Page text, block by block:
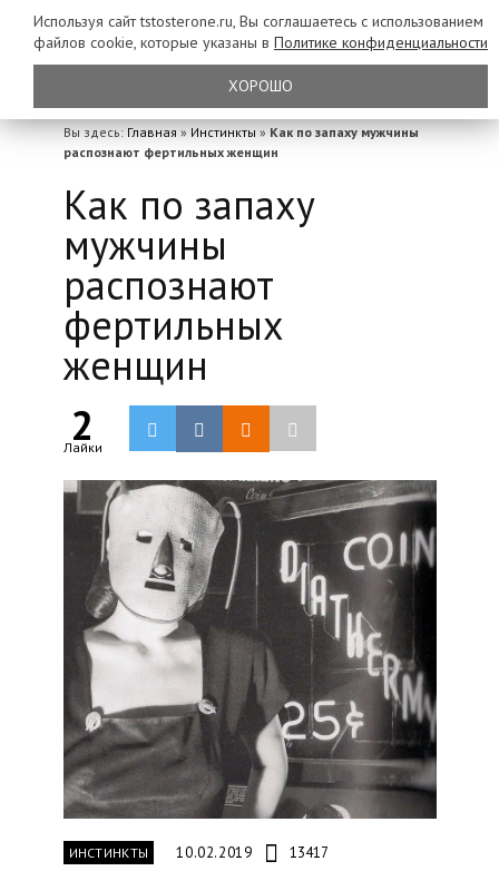
Вы здесь: Главная » Инстинкты » Как по запаху мужчины
распознают фертильных женщин
Как по запаху
мужчины
распознают
фертильных
женщин
2
Лайки
ИНСТИНКТЫ 10.02.2019 13417
Используя сайт tstosterone.ru, Вы соглашаетесь с использованием
файлов cookie, которые указаны в Политике конфиденциальности
ХОРОШО